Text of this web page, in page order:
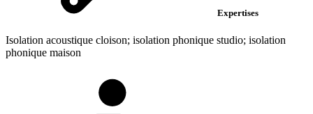
Expertises
Isolation acoustique cloison; isolation phonique studio; isolation
phonique maison